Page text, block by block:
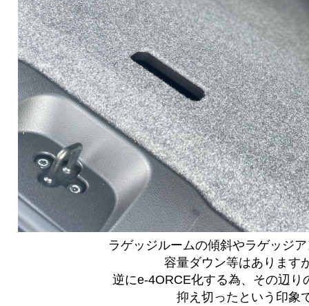
ラゲッジルームの傾斜やラゲッジ
容量ダウン等はあります
逆にe-4ORCE化する為、その辺り
抑え切ったという印象